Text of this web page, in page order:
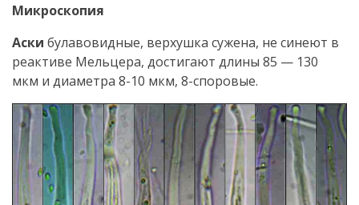
Микроскопия
Аски булавовидные, верхушка сужена, не синеют в
реактиве Мельцера, достигают длины 85 — 130
мкм и диаметра 8-10 мкм, 8-споровые.